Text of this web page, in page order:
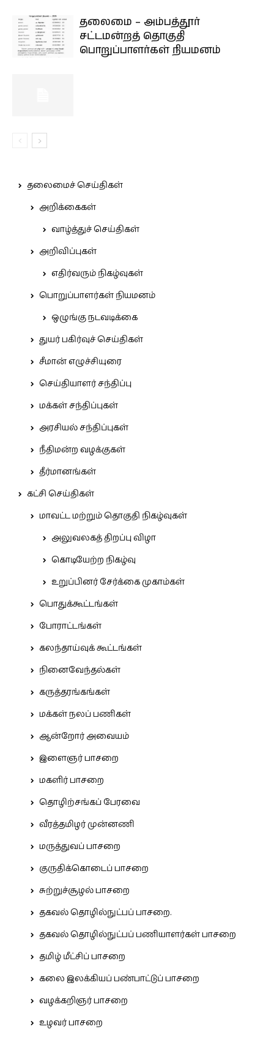
தலைமை – அம்பத்தூர்
சட்டமன்றத் தொகுதி
பொறுப்பாளர்கள் நியமனம்
தலைமைச் செய்திகள்
அறிக்கைகள்
வாழ்த்துச் செய்திகள்
அறிவிப்புகள்
எதிர்வரும் நிகழ்வுகள்
பொறுப்பாளர்கள் நியமனம்
ஒழுங்கு நடவடிக்கை
துயர் பகிர்வுச் செய்திகள்
சீமான் எழுச்சியுரை
செய்தியாளர் சந்திப்பு
மக்கள் சந்திப்புகள்
அரசியல் சந்திப்புகள்
நீதிமன்ற வழக்குகள்
தீர்மானங்கள்
கட்சி செய்திகள்
மாவட்ட மற்றும் தொகுதி நிகழ்வுகள்
அலுவலகத் திறப்பு விழா
கொடியேற்ற நிகழ்வு
உறுப்பினர் சேர்க்கை முகாம்கள்
பொதுக்கூட்டங்கள்
போராட்டங்கள்
கலந்தாய்வுக் கூட்டங்கள்
நினைவேந்தல்கள்
கருத்தரங்கங்கள்
மக்கள் நலப் பணிகள்
ஆன்றோர் அவையம்
இளைஞர் பாசறை
மகளிர் பாசறை
தொழிற்சங்கப் பேரவை
வீரத்தமிழர் முன்னணி
மருத்துவப் பாசறை
குருதிக்கொடைப் பாசறை
சுற்றுச்சூழல் பாசறை
தகவல் தொழில்நுட்பப் பாசறை.
தகவல் தொழில்நுட்பப் பணியாளர்கள் பாசறை
தமிழ் மீட்சிப் பாசறை
கலை இலக்கியப் பண்பாட்டுப் பாசறை
வழக்கறிஞர் பாசறை
உழவர் பாசறை